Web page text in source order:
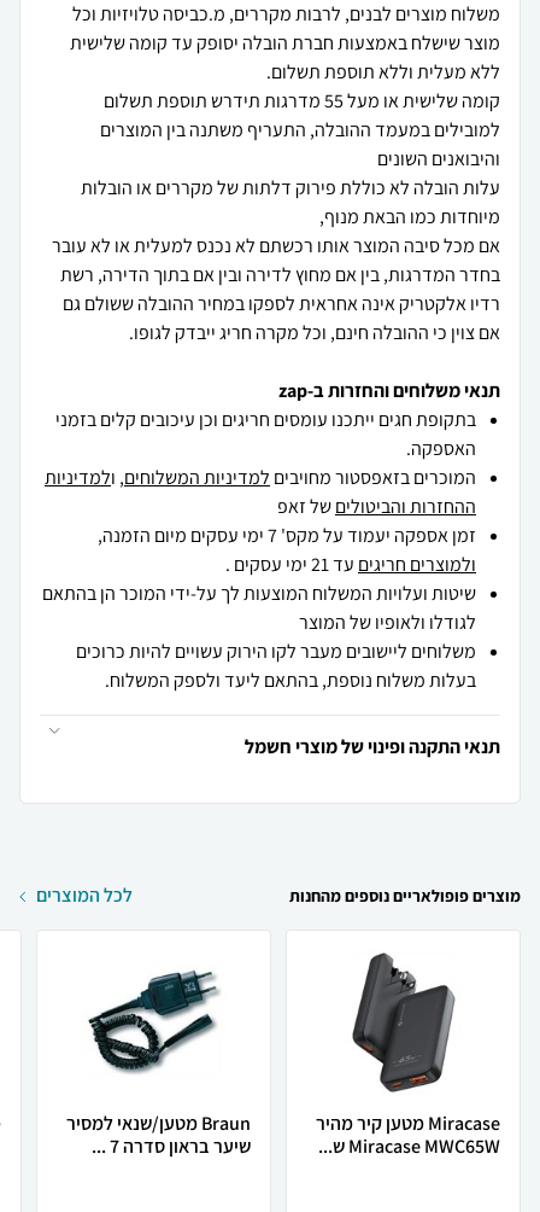
משלוח מוצרים לבנים, לרבות מקררים, מ.כביסה טלויזיות וכל
מוצר שישלח באמצעות חברת הובלה יסופק עד קומה שלישית
קומה שלישית או מעל 55 מדרגות תידרש תוספת תשלום
למובילים במעמד ההובלה, התעריף משתנה בין המוצרים
עלות הובלה לא כוללת פירוק דלתות של מקררים או הובלות
אם מכל סיבה המוצר אותו רכשתם לא נכנס למעלית או לא עובר
בחדר המדרגות, בין אם מחוץ לדירה ובין אם בתוך הדירה, רשת
רדיו אלקטריק אינה אחראית לספקו במחיר ההובלה ששולם גם
אם צוין כי ההובלה חינם, וכל מקרה חריג ייבדק לגופו.
תנאי משלוחים והחזרות ב-zap
בתקופת חגים ייתכנו עומסים חריגים וכן עיכובים קלים בזמני
האספקה.
המוכרים בזאפסטור מחויבים למדיניות המשלוחים, ולמדיניות
ההחזרות והביטוליםשל זאפ
זמן אספקה יעמוד על מקס' 7 ימי עסקים מיום הזמנה,
ולמוצרים חריגים עד 21 ימי עסקים .
שיטות ועלויות המשלוח המוצעות לך על-ידי המוכר הן בהתאם
לגודלו ולאופיו של המוצר
משלוחים ליישובים מעבר לקו הירוק עשויים להיות כרוכים
בעלות משלוח נוספת, בהתאם ליעד ולספק המשלוח.
תנאי התקנה ופינוי של מוצרי חשמל
מוצרים פופולאריים נוספים מהחנות לכל המוצרים
Miracase מטען קיר מהיר
Miracase MWC65W ש...
Braun מטען/שנאי למסיר
שיער בראון סדרה 7 ...